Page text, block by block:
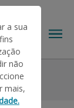
a sua
não
mais,